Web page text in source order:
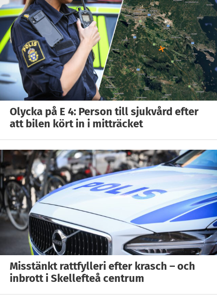
Olycka på E 4: Person till sjukvård efter
att bilen kört in i mitträcket
Misstänkt rattfylleri efter krasch – och
inbrott i Skellefteå centrum